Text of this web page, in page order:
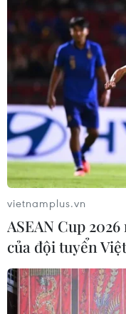
vietnamplus.vn
ASEAN Cup
của đội tuyển